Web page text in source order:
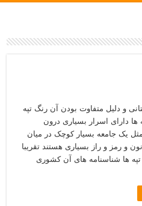
و دلیل متفاوت بودن آن رنگ تپه
ها دارای اسرار بسیاری درون
یک جامعه بسیار کوچک در میان
و رمز و راز بسیاری هستند تقریبا
ها شناسنامه های آن کشوری